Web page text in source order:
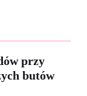
przy
butów